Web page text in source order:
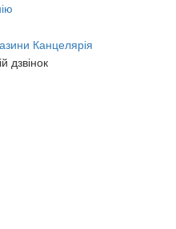
Канцелярія
дзвінок